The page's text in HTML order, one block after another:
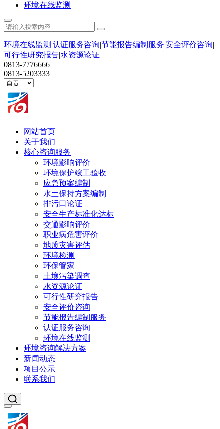
环境在线监测
环境在线监测 |认证服务咨询|节能报告编制服务|安全评价咨询|
可行性研究报告|水资源论证
0813-7776666
0813-5203333
网站首页
关于我们
核心咨询服务
环境影响评价
环境保护竣工验收
应急预案编制
水土保持方案编制
排污口论证
安全生产标准化达标
交通影响评价
职业病危害评价
地质灾害评估
环境检测
环保管家
土壤污染调查
水资源论证
可行性研究报告
安全评价咨询
节能报告编制服务
认证服务咨询
环境在线监测
环境咨询解决方案
新闻动态
项目公示
联系我们